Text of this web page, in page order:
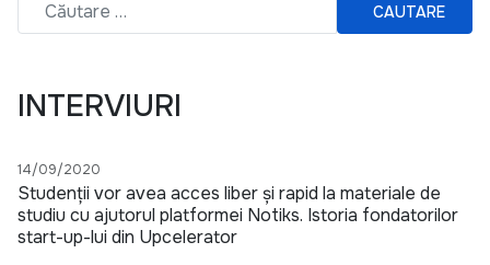
CAUTARE
INTERVIURI
14/09/2020
Studenții vor avea acces liber și rapid la materiale de
studiu cu ajutorul platformei Notiks. Istoria fondatorilor
start-up-lui din Upcelerator